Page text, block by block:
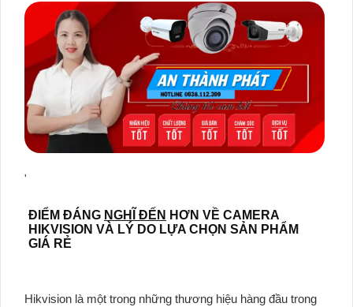
'
ĐIỂM ĐÁNG NGHĨ ĐẾN HƠN VỀ CAMERA
HIKVISION VÀ LÝ DO LỰA CHỌN SẢN PHẨM
GIÁ RẺ
Hikvision là một trong những thương hiệu hàng đầu trong